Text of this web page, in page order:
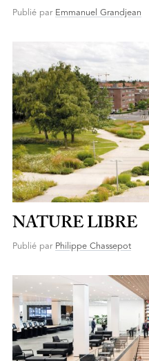
Publié par Emmanuel Grandjean
NATURE LIBRE
Publié par Philippe Chassepot